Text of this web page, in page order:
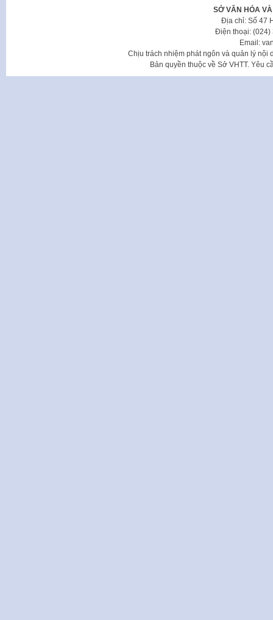
SỞ VĂN HÓA
Địa chỉ: Số 47
Điện thoại: (024)
Email:
Chịu trách nhiệm phát ngôn và quản lý nội
Bản quyền thuộc về Sở VHTT. Yêu